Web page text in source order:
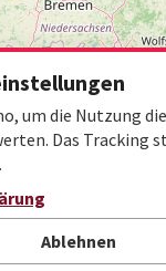
um die Nutzung
Das Tracking
Ablehnen